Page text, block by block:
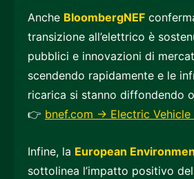
Anche BloombergNEF
transizione all’elettrico è
pubblici e innovazioni di
scendendo rapidamente e le
ricarica si stanno diffondendo
👉 bnef.com → Electric Vehicle
Infine, la European
sottolinea l’impatto positivo